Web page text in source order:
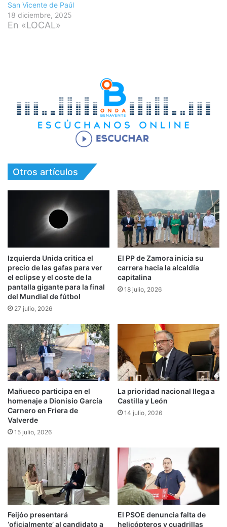
San Vicente de Paúl
18 diciembre, 2025
En «LOCAL»
Otros artículos
Izquierda Unida critica el
precio de las gafas para ver
el eclipse y el coste de la
pantalla gigante para la final
del Mundial de fútbol
27 julio, 2026
El PP de Zamora inicia su
carrera hacia la alcaldía
capitalina
18 julio, 2026
Mañueco participa en el
homenaje a Dionisio García
Carnero en Friera de
Valverde
15 julio, 2026
La prioridad nacional llega a
Castilla y León
14 julio, 2026
Feijóo presentará
‘oficialmente’ al candidato a
El PSOE denuncia falta de
helicópteros y cuadrillas